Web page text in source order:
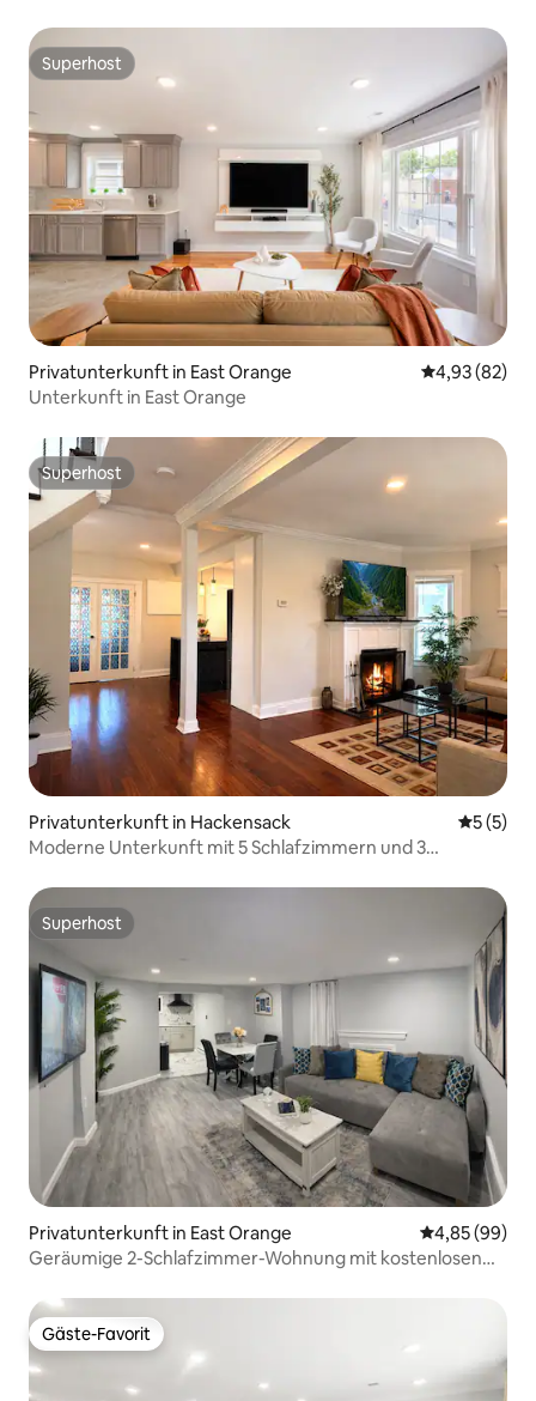
Superhost
Superhost
Privatunterkunft in East Orange
4,93 (82)
Unterkunft in East Orange
Superhost
Superhost
Privatunterkunft in Hackensack
5 (5)
Moderne Unterkunft mit 5 Schlafzimmern und 3
Superhost
Superhost
Privatunterkunft in East Orange
4,85 (99)
Geräumige 2-Schlafzimmer-Wohnung mit kostenlosen
Gäste-Favorit
Gäste-Favorit